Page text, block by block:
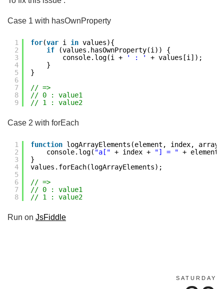
Case 1 with hasOwnProperty
1
2
3
4
5
6
7
8
9
for(var i in values){
if
(values.hasOwnProperty(i)) {
console.log(i +
' : '
+ values[i]);
}
}
// =>
// 0 : value1
// 1 : value2
Case 2 with forEach
1
2
3
4
5
6
7
8
function logArrayElements(element, index,
console.log( "a[" + index + "] = " +
}
values.forEach(logArrayElements);
// =>
// 0 : value1
// 1 : value2
Run on JsFiddle
SATURDAY